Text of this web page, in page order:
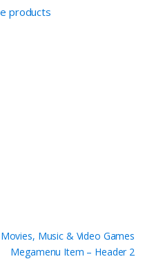
products
Movies, Music & Video Games
Megamenu Item – Header 2